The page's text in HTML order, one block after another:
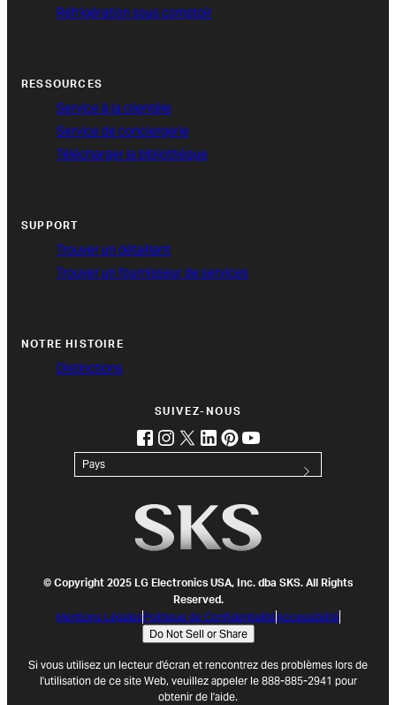
Réfrigération sous comptoir
RESSOURCES
Service à la clientèle
Service de conciergerie
Télécharger la bibliothèque
SUPPORT
Trouver un détaillant
Trouver un fournisseur de services
NOTRE HISTOIRE
Distinctions
SUIVEZ-NOUS
facebook
instagram
twitterlinkedinpinterestyoutube
Pays
© Copyright 2025 LG Electronics USA, Inc. dba SKS. All Rights
Reserved.
Mentions LégalesPolitique de ConfidentialitéAccessibilité
Do Not Sell or Share
Si vous utilisez un lecteur d'écran et rencontrez des problèmes lors de
l'utilisation de ce site Web, veuillez appeler le 888-885-2941 pour
obtenir de l'aide.